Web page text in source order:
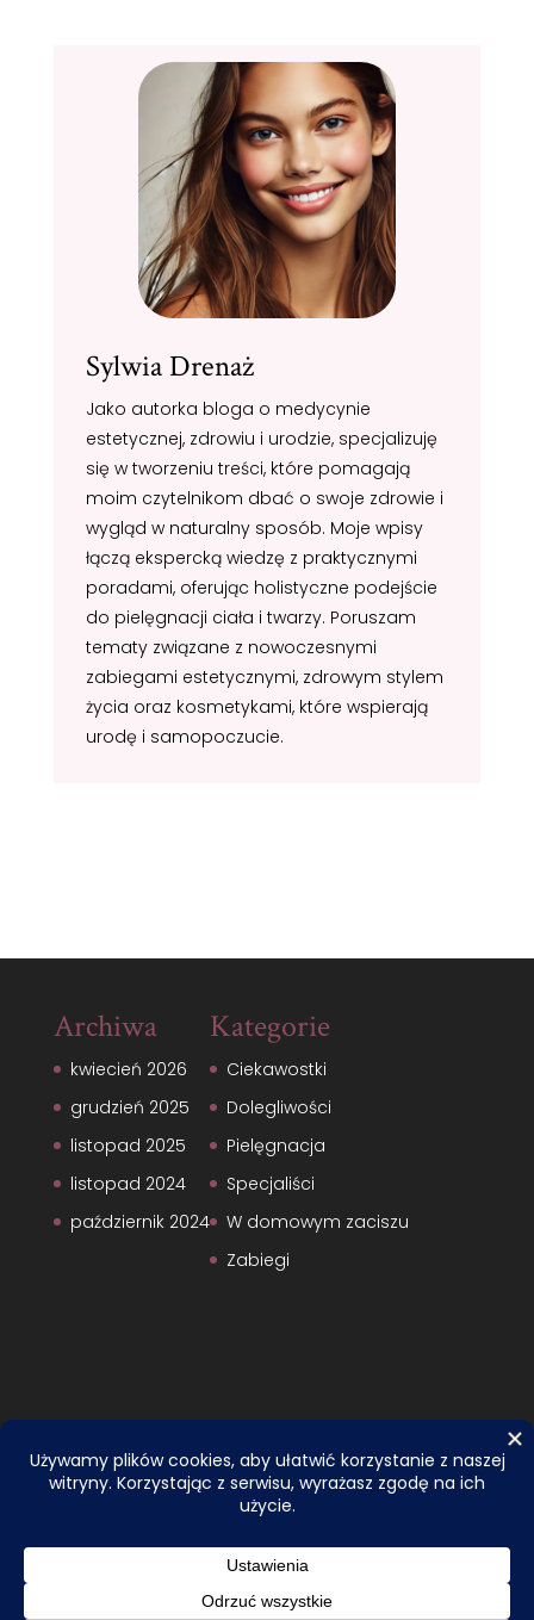
Sylwia Drenaż
Jako autorka bloga o medycynie
estetycznej, zdrowiu i urodzie, specjalizuję
się w tworzeniu treści, które pomagają
moim czytelnikom dbać o swoje zdrowie i
wygląd w naturalny sposób. Moje wpisy
łączą ekspercką wiedzę z praktycznymi
poradami, oferując holistyczne podejście
do pielęgnacji ciała i twarzy. Poruszam
tematy związane z nowoczesnymi
zabiegami estetycznymi, zdrowym stylem
życia oraz kosmetykami, które wspierają
urodę i samopoczucie.
Archiwa
kwiecień 2026
grudzień 2025
listopad 2025
listopad 2024
październik 2024
Kategorie
Ciekawostki
Dolegliwości
Pielęgnacja
Specjaliści
W domowym zaciszu
Zabiegi
Zaprojektowane przezElegant Themes